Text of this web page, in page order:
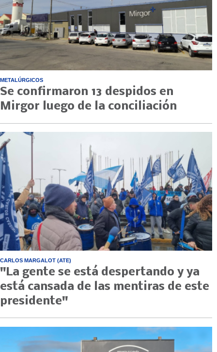
METALÚRGICOS
Se confirmaron 13 despidos en
Mirgor luego de la conciliación
CARLOS MARGALOT (ATE)
"La gente se está despertando y ya
está cansada de las mentiras de este
presidente"